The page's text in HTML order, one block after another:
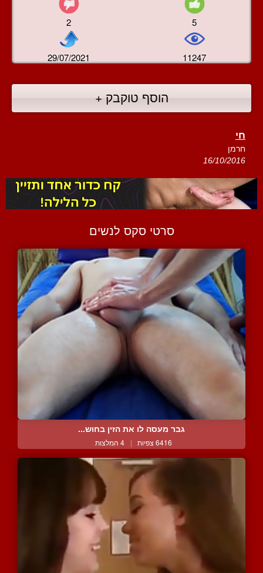
2 5
29/07/2021 11247
הוסף טוקבק +
חי
חרמן
16/10/2016
סרטי סקס לנשים
גבר מעסה לו את הזין בחוש...
6416 צפיות | 4 המלצות